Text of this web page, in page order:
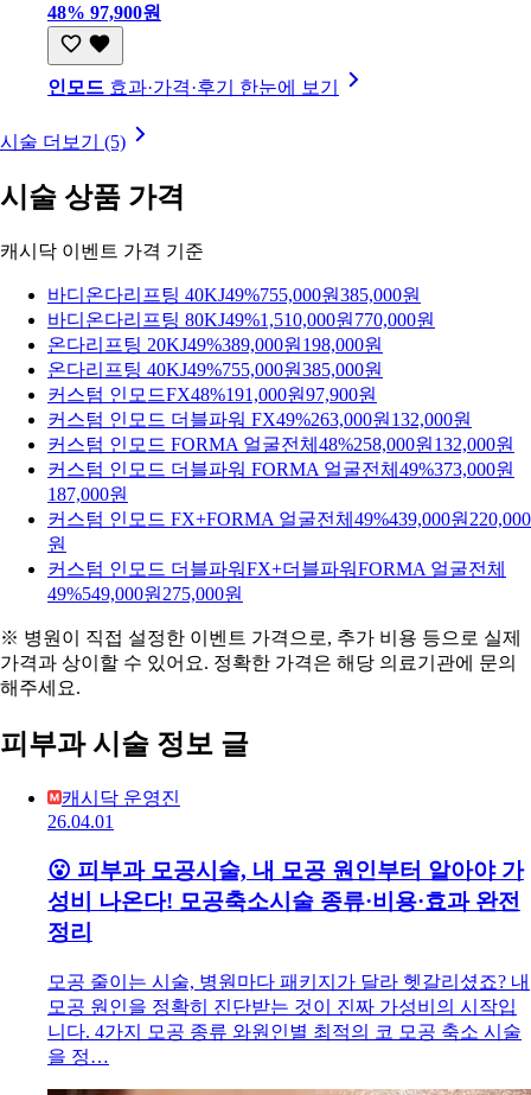
48% 97,900원
인모드 효과·가격·후기 한눈에 보기
시술 더보기 (5)
시술 상품 가격
캐시닥 이벤트 가격 기준
바디온다리프팅 40KJ49%755,000원385,000원
바디온다리프팅 80KJ49%1,510,000원 770,000원
온다리프팅 20KJ49%389,000원 198,000원
온다리프팅 40KJ49%755,000원385,000원
커스텀 인모드FX48%191,000원97,900원
커스텀 인모드 더블파워 FX49%263,000원 132,000원
커스텀 인모드 FORMA 얼굴전체 48%258,000원 132,000원
커스텀 인모드 더블파워 FORMA 얼굴전체 49%373,000원
187,000원
커스텀 인모드 FX+FORMA 얼굴전체 49%439,000원 220,000
원
커스텀 인모드 더블파워FX+더블파워FORMA 얼굴전체
49%549,000원 275,000원
※ 병원이 직접 설정한 이벤트 가격으로, 추가 비용 등으로 실제
가격과 상이할 수 있어요. 정확한 가격은 해당 의료기관에 문의
해주세요.
피부과 시술 정보 글
캐시닥 운영진
26.04.01
😮 피부과 모공시술, 내 모공 원인부터 알아야 가
성비 나온다! 모공축소시술 종류·비용·효과 완전
정리
모공 줄이는 시술, 병원마다 패키지가 달라 헷갈리셨죠? 내
모공 원인을 정확히 진단받는 것이 진짜 가성비의 시작입
니다. 4가지 모공 종류 와원인별 최적의 코 모공 축소 시술
을 정…